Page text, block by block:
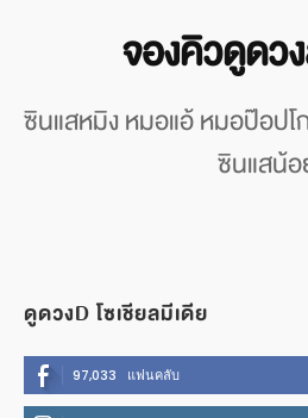
จองคิวดูดว
ซินแสหมิง หมอแอ้ หมอป๊อป
ซินแสน้
ดูดวงD โซเชียลมีเดีย
97,033 แฟนคลับ